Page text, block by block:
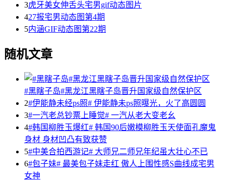
3虎牙美女伸舌头宅男gif动态图片
427报宅男动态图第4期
5内涵GIF动态图第22期
随机文章
#黑瞎子岛#黑龙江黑瞎子岛晋升国家级自然保护区
2#伊能静未经ps照# 伊能静未ps照曝光，火了高圆圆
3#一汽老总钞票上睡觉# 一汽从老大变老幺
4#韩国柳胜玉爆红# 韩国90后嫩模柳胜玉天使面孔魔鬼
身材 身材凹凸有致获赞
5#中美合拍西游记# 大师兄二师兄年纪虽大壮心不已
6#包子妹# 最美包子妹走红 傲人上围性感S曲线成宅男
女神